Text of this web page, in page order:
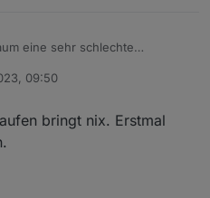
eine sehr schlechte
verstärker / Mesh Netzwerk?
Antenne zu kaufen? Geht
09:50
bringt nix. Erstmal